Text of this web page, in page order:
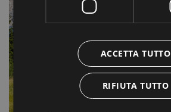
ACCETTA TUTTO
RIFIUTA TUTTO